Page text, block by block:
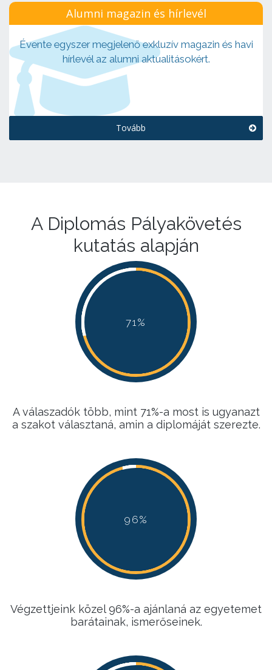
Alumni magazin és hírlevél
Évente egyszer megjelenő exkluzív magazin és havi
hírlevél az alumni aktualitásokért.
Tovább
A Diplomás Pályakövetés
kutatás alapján
71%
71%
71%
71%
A válaszadók több, mint 71%-a most is ugyanazt
a szakot választaná, amin a diplomáját szerezte.
96%
96%
96%
96%
Végzettjeink közel 96%-a ajánlaná az egyetemet
barátainak, ismerőseinek.